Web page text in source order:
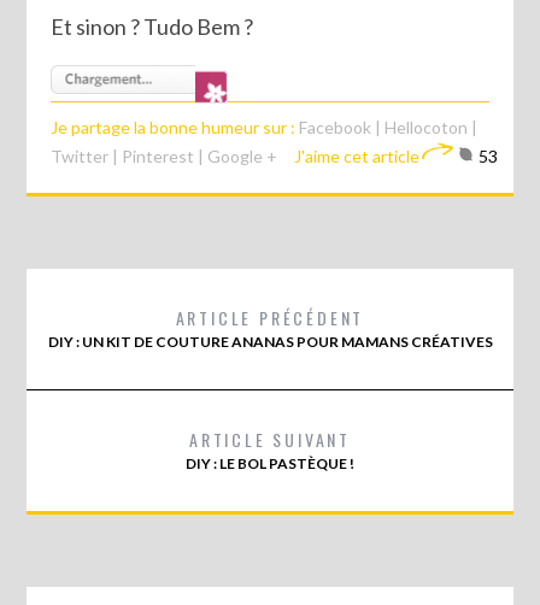
Et sinon ? Tudo Bem ?
Je partage la bonne humeur sur : Facebook | Hellocoton |
Twitter | Pinterest | Google + J'aime cet article 53
ARTICLE PRÉCÉDENT
DIY : UN KIT DE COUTURE ANANAS POUR MAMANS CRÉATIVES
ARTICLE SUIVANT
DIY : LE BOL PASTÈQUE !